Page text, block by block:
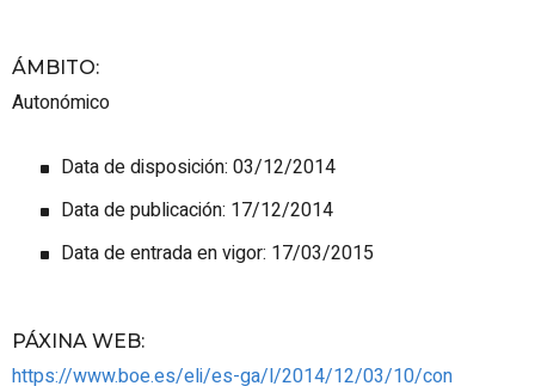
ÁMBITO:
Autonómico
Data de disposición: 03/12/2014
Data de publicación: 17/12/2014
Data de entrada en vigor: 17/03/2015
PÁXINA WEB:
https://www.boe.es/eli/es-ga/l/2014/12/03/10/con